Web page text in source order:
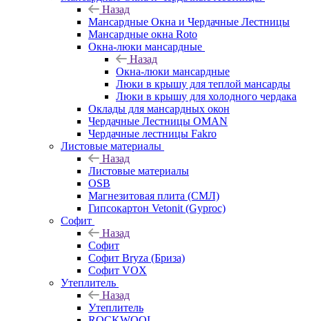
Назад
Мансардные Окна и Чердачные Лестницы
Мансардные окна Roto
Окна-люки мансардные
Назад
Окна-люки мансардные
Люки в крышу для теплой мансарды
Люки в крышу для холодного чердака
Оклады для мансардных окон
Чердачные Лестницы OMAN
Чердачные лестницы Fakro
Листовые материалы
Назад
Листовые материалы
OSB
Магнезитовая плита (СМЛ)
Гипсокартон Vetonit (Gyproc)
Софит
Назад
Софит
Софит Bryza (Бриза)
Софит VOX
Утеплитель
Назад
Утеплитель